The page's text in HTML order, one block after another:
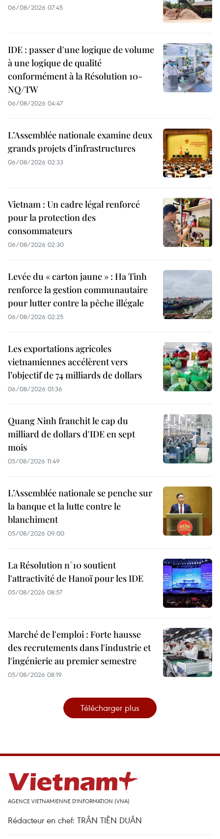
06/08/2026 07:45
IDE : passer d'une logique de volume
à une logique de qualité
conformément à la Résolution 10-
NQ/TW
06/08/2026 04:47
L’Assemblée nationale examine deux
grands projets d’infrastructures
06/08/2026 02:33
Vietnam : Un cadre légal renforcé
pour la protection des
consommateurs
06/08/2026 02:30
Levée du « carton jaune » : Ha Tinh
renforce la gestion communautaire
pour lutter contre la pêche illégale
06/08/2026 02:25
Les exportations agricoles
vietnamiennes accélèrent vers
l’objectif de 74 milliards de dollars
06/08/2026 01:36
Quang Ninh franchit le cap du
milliard de dollars d'IDE en sept
mois
05/08/2026 11:49
L’Assemblée nationale se penche sur
la banque et la lutte contre le
blanchiment
05/08/2026 09:00
La Résolution n°10 soutient
l'attractivité de Hanoï pour les IDE
05/08/2026 08:57
Marché de l'emploi : Forte hausse
des recrutements dans l'industrie et
l'ingénierie au premier semestre
05/08/2026 08:19
Télécharger plus
AGENCE VIETNAMIENNE D'INFORMATION (VNA)
Rédacteur en chef: TRÂN TIÊN DUÂN